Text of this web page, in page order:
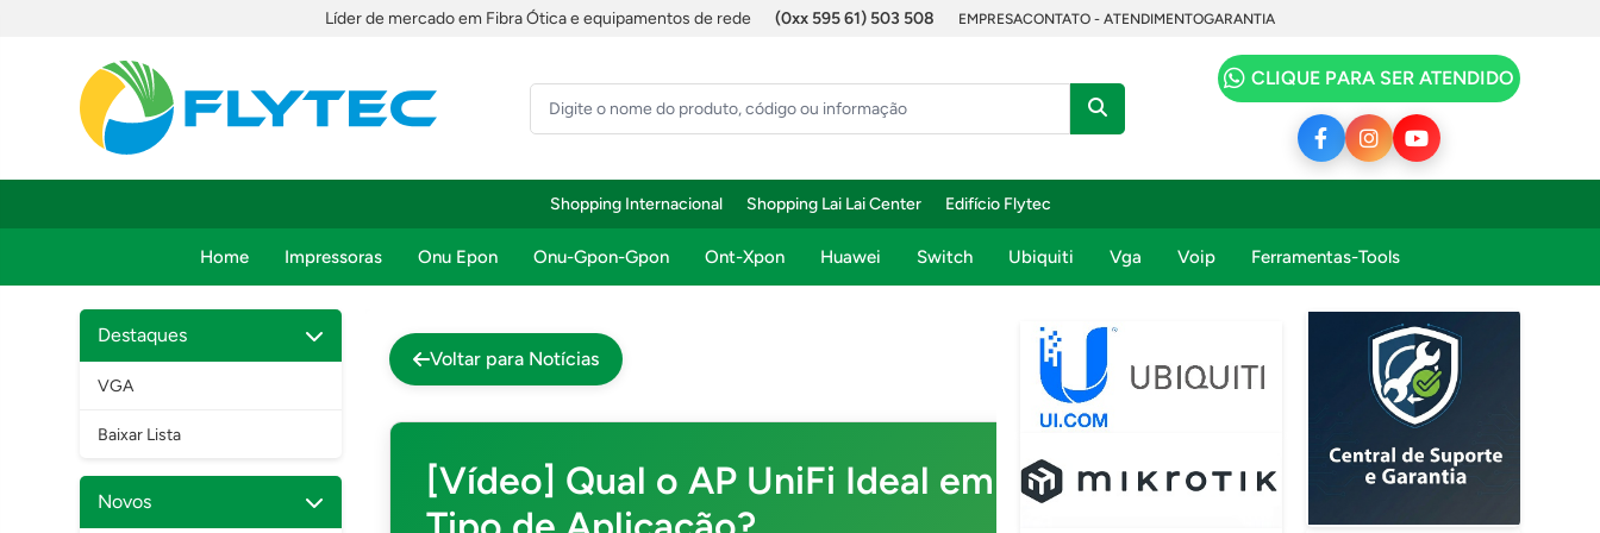
Líder de mercado em Fibra Ótica e equipamentos de rede (0xx 595 61) 503 508 EMPRESACONTATO - ATENDIMENTOGARANTIA
CLIQUE PARA SER ATENDIDO
Shopping Internacional Shopping Lai Lai Center Edifício Flytec
Home Impressoras Onu Epon Onu-Gpon-Gpon Ont-Xpon Huawei Switch Ubiquiti Vga Voip Ferramentas-Tools
Destaques
VGA
Baixar Lista
Novos
Voltar para Notícias
[Vídeo] Qual o AP UniFi Ideal em Cada